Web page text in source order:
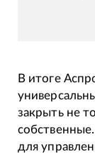
В итоге
закрыть не
для